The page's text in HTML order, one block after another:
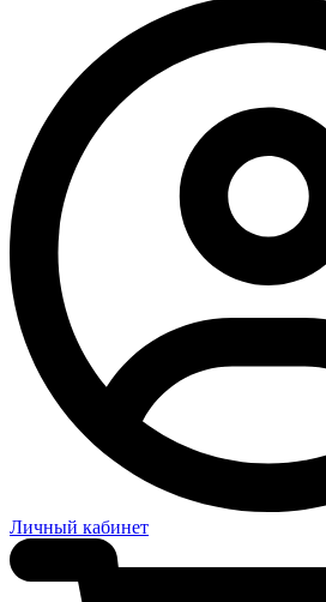
Личный кабинет